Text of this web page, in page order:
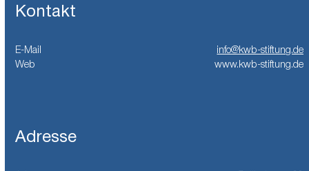
Kontakt
E-Mail
info@kwb-stiftung.de
Web
www.kwb-stiftung.de
Adresse